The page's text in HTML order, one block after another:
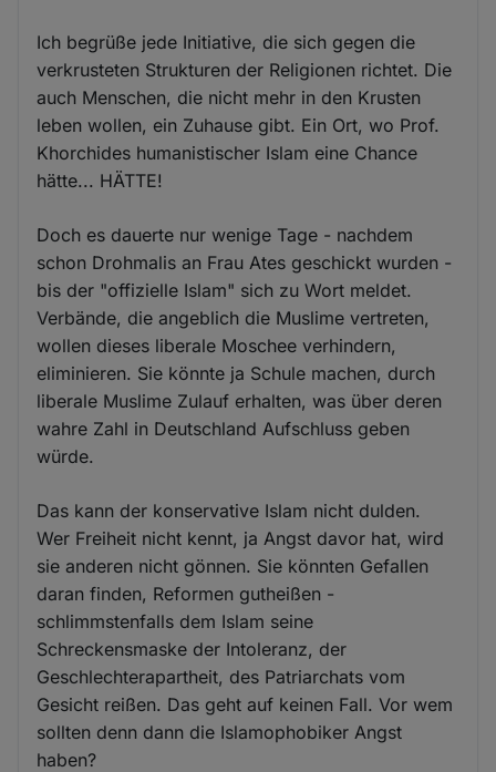
Ich begrüße jede Initiative, die sich gegen die
verkrusteten Strukturen der Religionen richtet. Die
auch Menschen, die nicht mehr in den Krusten
leben wollen, ein Zuhause gibt. Ein Ort, wo Prof.
Khorchides humanistischer Islam eine Chance
hätte... HÄTTE!
Doch es dauerte nur wenige Tage - nachdem
schon Drohmalis an Frau Ates geschickt wurden -
bis der "offizielle Islam" sich zu Wort meldet.
Verbände, die angeblich die Muslime vertreten,
wollen dieses liberale Moschee verhindern,
eliminieren. Sie könnte ja Schule machen, durch
liberale Muslime Zulauf erhalten, was über deren
wahre Zahl in Deutschland Aufschluss geben
würde.
Das kann der konservative Islam nicht dulden.
Wer Freiheit nicht kennt, ja Angst davor hat, wird
sie anderen nicht gönnen. Sie könnten Gefallen
daran finden, Reformen gutheißen -
schlimmstenfalls dem Islam seine
Schreckensmaske der Intoleranz, der
Geschlechterapartheit, des Patriarchats vom
Gesicht reißen. Das geht auf keinen Fall. Vor wem
sollten denn dann die Islamophobiker Angst
haben?